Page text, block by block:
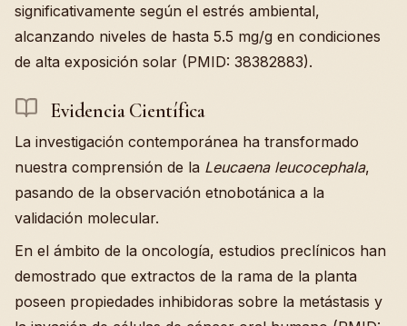
significativamente según el estrés ambiental,
alcanzando niveles de hasta 5.5 mg/g en condiciones
de alta exposición solar (PMID: 38382883).
Evidencia Científica
La investigación contemporánea ha transformado
nuestra comprensión de la Leucaena leucocephala,
pasando de la observación etnobotánica a la
validación molecular.
En el ámbito de la oncología, estudios preclínicos han
demostrado que extractos de la rama de la planta
poseen propiedades inhibidoras sobre la metástasis y